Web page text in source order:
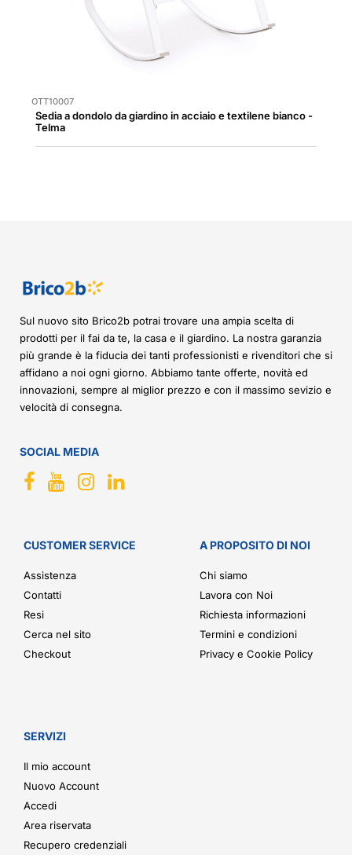
OTT10007
Sedia a dondolo da giardino in acciaio e textilene bianco -
Telma
Sul nuovo sito Brico2b potrai trovare una ampia scelta di
prodotti per il fai da te, la casa e il giardino. La nostra garanzia
più grande è la fiducia dei tanti professionisti e rivenditori che si
affidano a noi ogni giorno. Abbiamo tante offerte, novità ed
innovazioni, sempre al miglior prezzo e con il massimo sevizio e
velocità di consegna.
SOCIAL MEDIA
CUSTOMER SERVICE
Assistenza
Contatti
Resi
Cerca nel sito
Checkout
A PROPOSITO DI NOI
Chi siamo
Lavora con Noi
Richiesta informazioni
Termini e condizioni
Privacy e Cookie Policy
SERVIZI
Il mio account
Nuovo Account
Accedi
Area riservata
Recupero credenziali